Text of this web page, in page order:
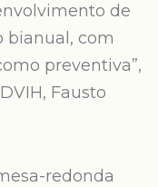
de
bianual, com
preventiva”,
Fausto
redonda